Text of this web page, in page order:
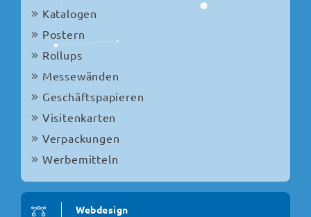
Katalogen
Postern
Rollups
Messewänden
Geschäftspapieren
Visitenkarten
Verpackungen
Werbemitteln
Webdesign